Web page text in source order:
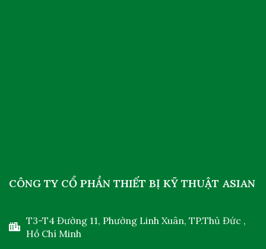
CÔNG TY CỔ PHẦN THIẾT BỊ KỸ THUẬT ASIAN
T3-T4 Đường 11, Phường Linh Xuân, TP.Thủ Đức ,
Hồ Chí Minh